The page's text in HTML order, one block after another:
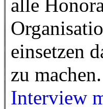
alle
einsetzen
zu
Interview